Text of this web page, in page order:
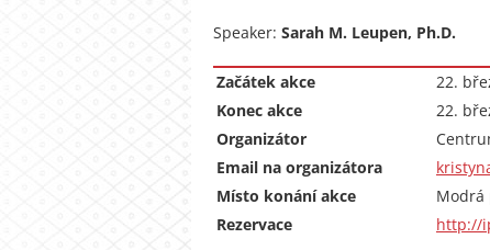
Speaker: Sarah M. Leupen, Ph.D.
Začátek akce
22.
Konec akce
22.
Organizátor
Email na organizátora
Místo konání akce
Modrá
Rezervace
http://